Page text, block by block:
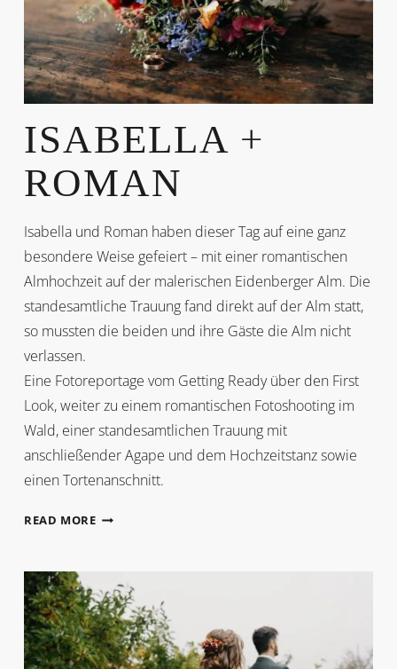
ISABELLA +
ROMAN
Isabella und Roman haben dieser Tag auf eine ganz
besondere Weise gefeiert – mit einer romantischen
Almhochzeit auf der malerischen Eidenberger Alm. Die
standesamtliche Trauung fand direkt auf der Alm statt,
so mussten die beiden und ihre Gäste die Alm nicht
verlassen.
Eine Fotoreportage vom Getting Ready über den First
Look, weiter zu einem romantischen Fotoshooting im
Wald, einer standesamtlichen Trauung mit
anschließender Agape und dem Hochzeitstanz sowie
einen Tortenanschnitt.
READ MOREISABELLA